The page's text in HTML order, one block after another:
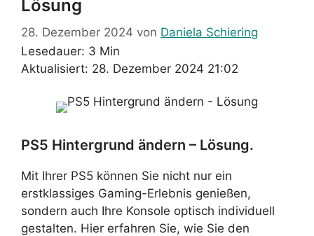
Lösung
28. Dezember 2024 von Daniela Schiering
Lesedauer: 3 Min
Aktualisiert: 28. Dezember 2024 21:02
PS5 Hintergrund ändern – Lösung.
Mit Ihrer PS5 können Sie nicht nur ein
erstklassiges Gaming-Erlebnis genießen,
sondern auch Ihre Konsole optisch individuell
gestalten. Hier erfahren Sie, wie Sie den